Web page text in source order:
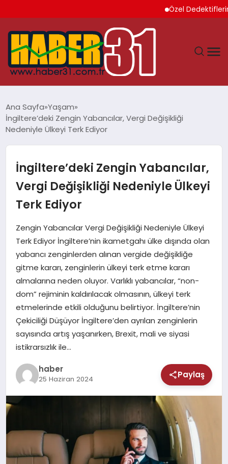
Özel Dedektiflerin
HATAY
EKONOMI
GÜNDEM
MAGAZIN
SAĞLIK
TEKNOLOJI
Ana Sayfa Yaşam
İngiltere’deki Zengin Yabancılar, Vergi Değişikliği
Nedeniyle Ülkeyi Terk Ediyor
İngiltere’deki Zengin Yabancılar,
Vergi Değişikliği Nedeniyle Ülkeyi
Terk Ediyor
Zengin Yabancılar Vergi Değişikliği Nedeniyle Ülkeyi
Terk Ediyor İngiltere’nin ikametgahı ülke dışında olan
yabancı zenginlerden alınan vergide değişikliğe
gitme kararı, zenginlerin ülkeyi terk etme kararı
almalarına neden oluyor. Varlıklı yabancılar, “non-
dom” rejiminin kaldırılacak olmasının, ülkeyi terk
etmelerinde etkili olduğunu belirtiyor. İngiltere’nin
Çekiciliği Düşüyor İngiltere’den ayrılan zenginlerin
sayısında artış yaşanırken, Brexit, mali ve siyasi
istikrarsızlık ile…
haber
25 Haziran 2024 Paylaş